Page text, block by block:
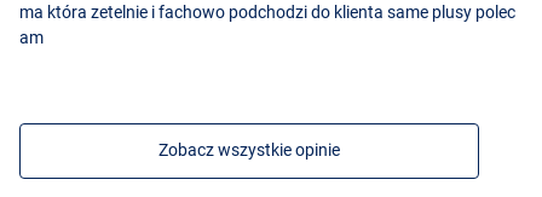
- Łatwy w transporcie
- Lekki
Ultimate Action-Pack Combi-Rig Safety (85g) (25lb)
- Combi Rig
ma która zetelnie i fachowo podchodzi do klienta same plusy polec
am
Zobacz wszystkie opinie